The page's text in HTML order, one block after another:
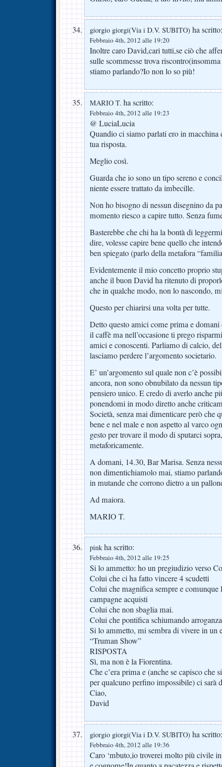
giorgio giorgi(Via i D.V. SUBITO) ha scritto:
Febbraio 4th, 2012 alle 19:20
Inoltre caro David,cari tutti,se ciò che
sulle scommesse trova
stiamo parlando?Io non lo so più!
MARIO T. ha scritto:
Febbraio 4th, 2012 alle 19:23
@ LuciaLucia
Quandio ci siamo parlati ero in macchina
tua risposta.
Meglio così.
Guarda che io sono un tipo sereno e
niente essere trattato da imbecille.
Non ho bisogno di nessun disegnino da
momento riesco a capire tutto. Senza
Basterebbe che chi ha la bontà di
dire, volesse capire bene quello che
ben spiegato (parlo della metafora
Evidentemente il mio concetto proprio
anche il buon David ha ritenuto di
che in qualche modo, non lo nascondo,
Questo per chiarirsi una volta per tutte.
Detto questo amici come prima e
il caffè ma nell’occasione ti prego
amici e conoscenti. Parliamo di calcio,
lasciamo perdere l’argomento societario.
E’ un’argomento sul quale non c’è
ancora, non sono obnubilato da nessun
pensiero unico. E credo di averlo anche
ponendomi in modo diretto anche
Società, senza mai dimenticare però che
bene e nel male e non aspetto al varco
gesto per trovare il modo di sputarci
metaforicamente.
A domani, 14.30, Bar Marisa. Senza
non dimentichiamolo mai, stiamo
in mutande che corrono dietro a un
Ad maiora.
MARIO T.
pink ha scritto:
Febbraio 4th, 2012 alle 19:25
Si lo ammetto: ho un pregiudizio verso
Colui che ci ha fatto vincere 4 scudetti
Colui che magnifica sempre e comunque
campagne acquisti
Colui che non sbaglia mai.
Colui che pontifica schiumando
Si lo ammetto, mi sembra di vivere in un
“Truman Show”
RISPOSTA
Sì, ma non è la Fiorentina.
Che c’era prima e (anche se capisco che
per qualcuno perfino impossibile) ci sarà
Ciao,
David
giorgio giorgi(Via i D.V. SUBITO) ha scritto:
Febbraio 4th, 2012 alle 19:36
Caro ‘mbuto,io troverei molto più civile